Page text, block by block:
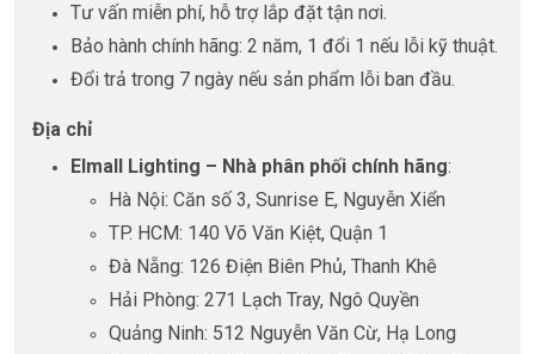
Tư vấn miễn phí, hỗ trợ lắp đặt tận nơi.
Bảo hành chính hãng: 2 năm, 1 đổi 1 nếu lỗi kỹ thuật.
Đổi trả trong 7 ngày nếu sản phẩm lỗi ban đầu.
Địa chỉ
Elmall Lighting – Nhà phân phối chính hãng:
Hà Nội: Căn số 3, Sunrise E, Nguyễn Xiển
TP. HCM: 140 Võ Văn Kiệt, Quận 1
Đà Nẵng: 126 Điện Biên Phủ, Thanh Khê
Hải Phòng: 271 Lạch Tray, Ngô Quyền
Quảng Ninh: 512 Nguyễn Văn Cừ, Hạ Long